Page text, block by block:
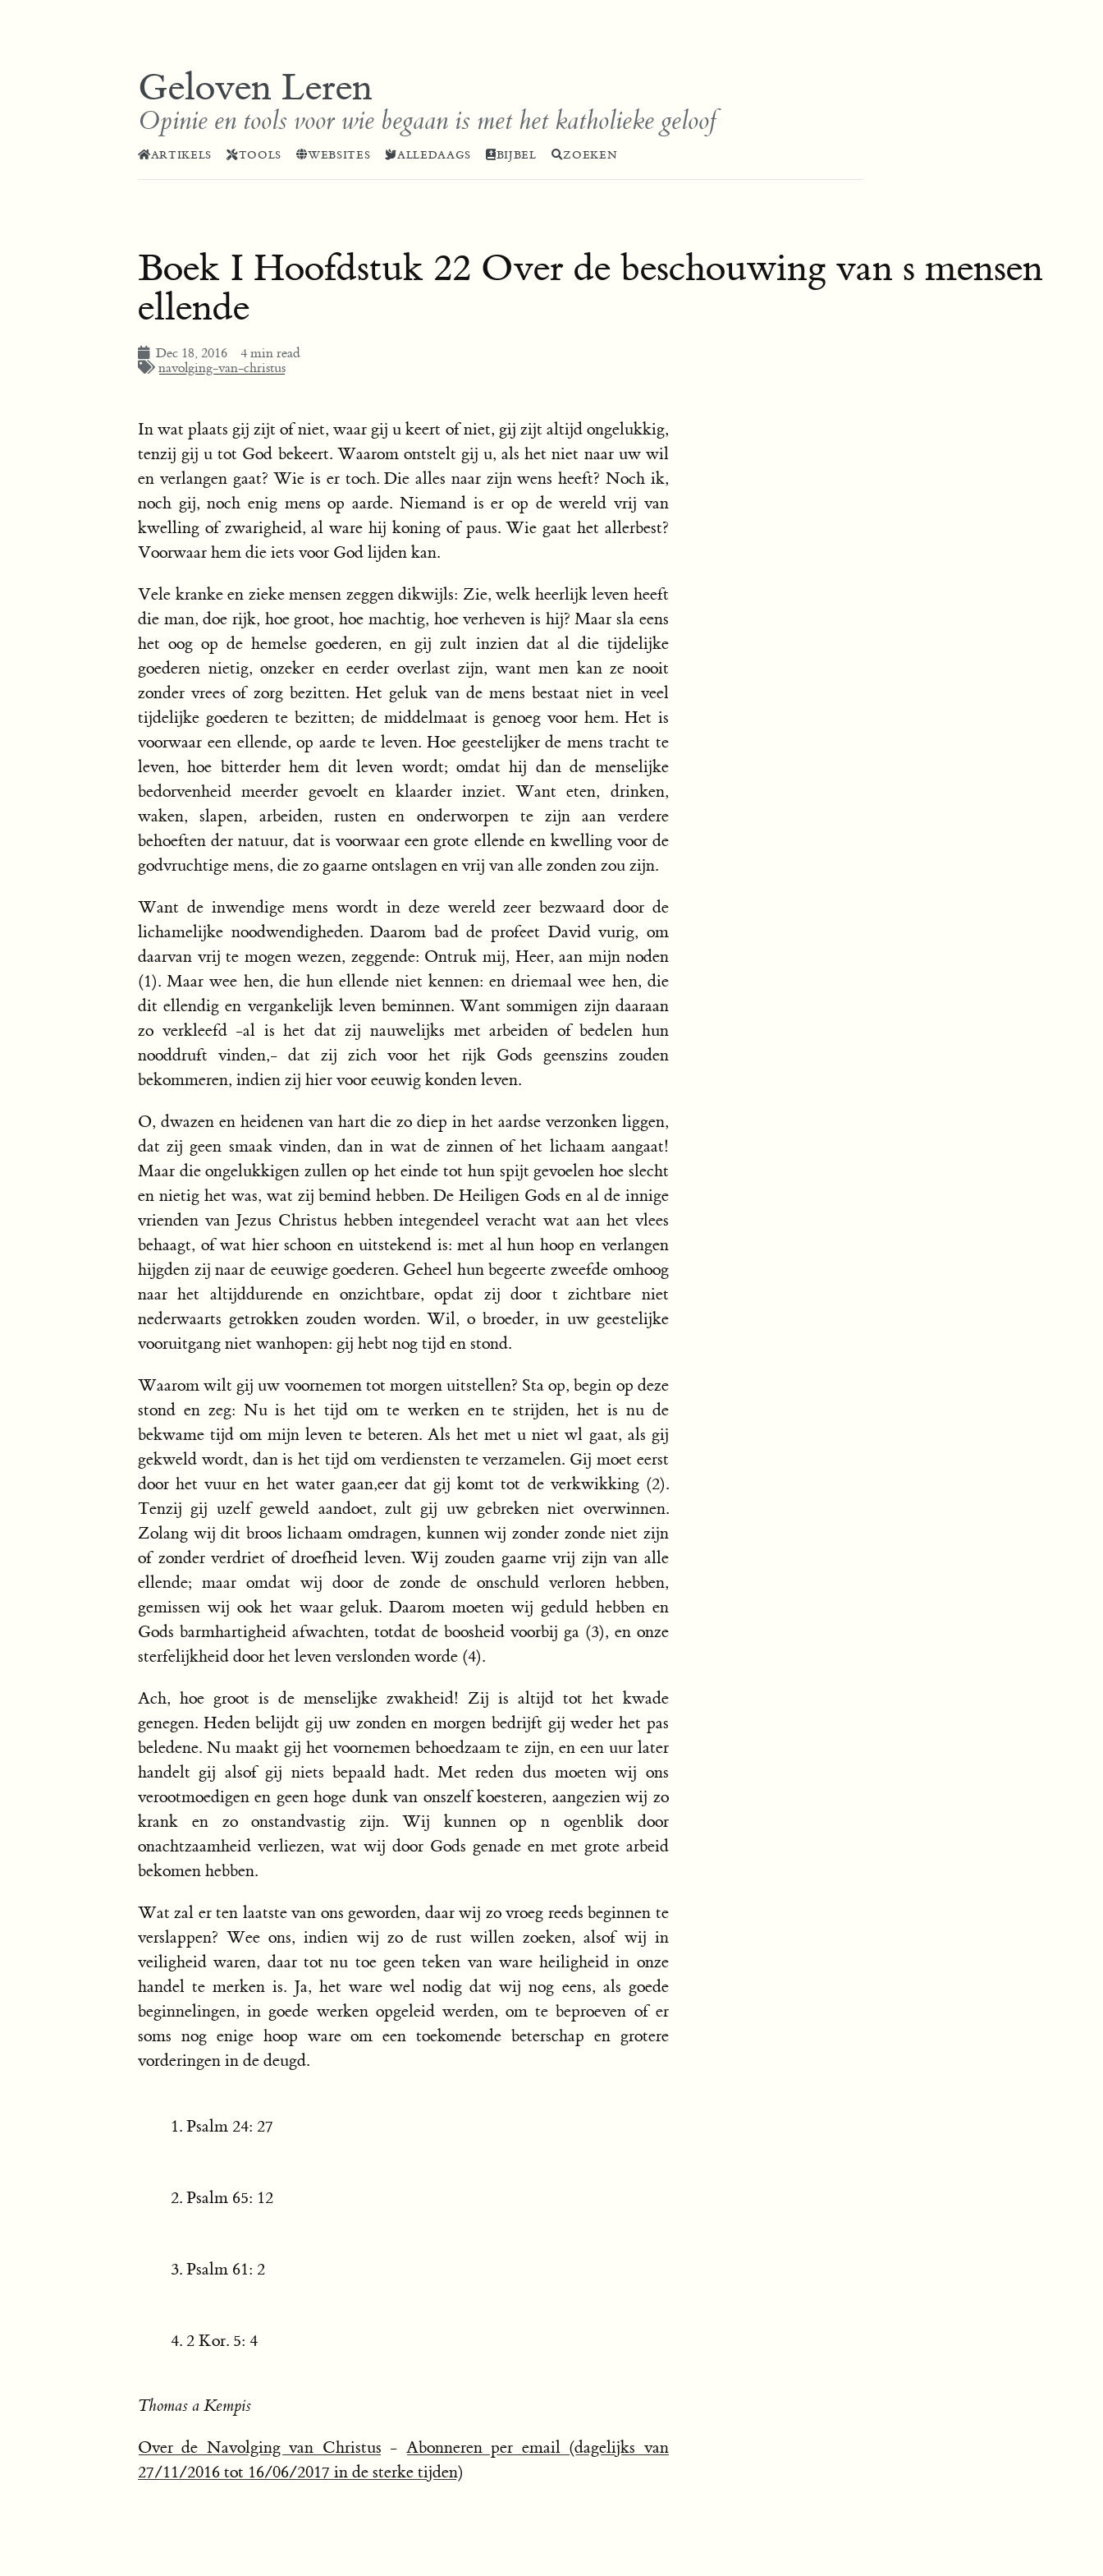
Geloven Leren
Opinie en tools voor wie begaan is met het katholieke geloof
ARTIKELS TOOLS WEBSITES ALLEDAAGS BIJBEL ZOEKEN
Boek I Hoofdstuk 22 Over de beschouwing van s mensen
ellende
Dec 18, 2016
4 min read
navolging-van-christus
In wat plaats gij zijt of niet, waar gij u keert of niet, gij zijt altijd ongelukkig,
tenzij gij u tot God bekeert. Waarom ontstelt gij u, als het niet naar uw wil
en verlangen gaat? Wie is er toch. Die alles naar zijn wens heeft? Noch ik,
noch gij, noch enig mens op aarde. Niemand is er op de wereld vrij van
kwelling of zwarigheid, al ware hij koning of paus. Wie gaat het allerbest?
Voorwaar hem die iets voor God lijden kan.
Vele kranke en zieke mensen zeggen dikwijls: Zie, welk heerlijk leven heeft
die man, doe rijk, hoe groot, hoe machtig, hoe verheven is hij? Maar sla eens
het oog op de hemelse goederen, en gij zult inzien dat al die tijdelijke
goederen nietig, onzeker en eerder overlast zijn, want men kan ze nooit
zonder vrees of zorg bezitten. Het geluk van de mens bestaat niet in veel
tijdelijke goederen te bezitten; de middelmaat is genoeg voor hem. Het is
voorwaar een ellende, op aarde te leven. Hoe geestelijker de mens tracht te
leven, hoe bitterder hem dit leven wordt; omdat hij dan de menselijke
bedorvenheid meerder gevoelt en klaarder inziet. Want eten, drinken,
waken, slapen, arbeiden, rusten en onderworpen te zijn aan verdere
behoeften der natuur, dat is voorwaar een grote ellende en kwelling voor de
godvruchtige mens, die zo gaarne ontslagen en vrij van alle zonden zou zijn.
Want de inwendige mens wordt in deze wereld zeer bezwaard door de
lichamelijke noodwendigheden. Daarom bad de profeet David vurig, om
daarvan vrij te mogen wezen, zeggende: Ontruk mij, Heer, aan mijn noden
(1). Maar wee hen, die hun ellende niet kennen: en driemaal wee hen, die
dit ellendig en vergankelijk leven beminnen. Want sommigen zijn daaraan
zo verkleefd -al is het dat zij nauwelijks met arbeiden of bedelen hun
nooddruft vinden,- dat zij zich voor het rijk Gods geenszins zouden
bekommeren, indien zij hier voor eeuwig konden leven.
O, dwazen en heidenen van hart die zo diep in het aardse verzonken liggen,
dat zij geen smaak vinden, dan in wat de zinnen of het lichaam aangaat!
Maar die ongelukkigen zullen op het einde tot hun spijt gevoelen hoe slecht
en nietig het was, wat zij bemind hebben. De Heiligen Gods en al de innige
vrienden van Jezus Christus hebben integendeel veracht wat aan het vlees
behaagt, of wat hier schoon en uitstekend is: met al hun hoop en verlangen
hijgden zij naar de eeuwige goederen. Geheel hun begeerte zweefde omhoog
naar het altijddurende en onzichtbare, opdat zij door t zichtbare niet
nederwaarts getrokken zouden worden. Wil, o broeder, in uw geestelijke
vooruitgang niet wanhopen: gij hebt nog tijd en stond.
Waarom wilt gij uw voornemen tot morgen uitstellen? Sta op, begin op deze
stond en zeg: Nu is het tijd om te werken en te strijden, het is nu de
bekwame tijd om mijn leven te beteren. Als het met u niet wl gaat, als gij
gekweld wordt, dan is het tijd om verdiensten te verzamelen. Gij moet eerst
door het vuur en het water gaan,eer dat gij komt tot de verkwikking (2).
Tenzij gij uzelf geweld aandoet, zult gij uw gebreken niet overwinnen.
Zolang wij dit broos lichaam omdragen, kunnen wij zonder zonde niet zijn
of zonder verdriet of droefheid leven. Wij zouden gaarne vrij zijn van alle
ellende; maar omdat wij door de zonde de onschuld verloren hebben,
gemissen wij ook het waar geluk. Daarom moeten wij geduld hebben en
Gods barmhartigheid afwachten, totdat de boosheid voorbij ga (3), en onze
sterfelijkheid door het leven verslonden worde (4).
Ach, hoe groot is de menselijke zwakheid! Zij is altijd tot het kwade
genegen. Heden belijdt gij uw zonden en morgen bedrijft gij weder het pas
beledene. Nu maakt gij het voornemen behoedzaam te zijn, en een uur later
handelt gij alsof gij niets bepaald hadt. Met reden dus moeten wij ons
verootmoedigen en geen hoge dunk van onszelf koesteren, aangezien wij zo
krank en zo onstandvastig zijn. Wij kunnen op n ogenblik door
onachtzaamheid verliezen, wat wij door Gods genade en met grote arbeid
bekomen hebben.
Wat zal er ten laatste van ons geworden, daar wij zo vroeg reeds beginnen te
verslappen? Wee ons, indien wij zo de rust willen zoeken, alsof wij in
veiligheid waren, daar tot nu toe geen teken van ware heiligheid in onze
handel te merken is. Ja, het ware wel nodig dat wij nog eens, als goede
beginnelingen, in goede werken opgeleid werden, om te beproeven of er
soms nog enige hoop ware om een toekomende beterschap en grotere
vorderingen in de deugd.
Psalm 24: 27
Psalm 65: 12
Psalm 61: 2
2 Kor. 5: 4
Thomas a Kempis
Over de Navolging van Christus - Abonneren per email (dagelijks van
27/11/2016 tot 16/06/2017 in de sterke tijden)